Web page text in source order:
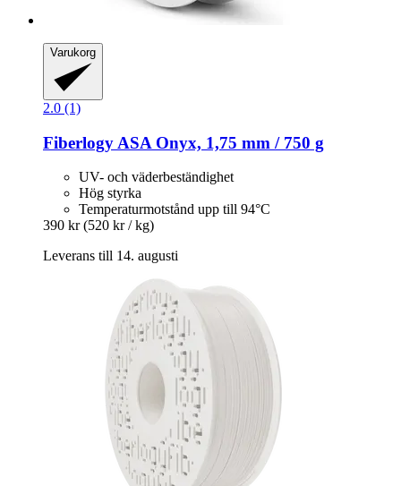
Varukorg
2.0 (1)
Fiberlogy ASA Onyx, 1,75 mm / 750 g
UV- och väderbeständighet
Hög styrka
Temperaturmotstånd upp till 94°C
390 kr (520 kr / kg)
Leverans till 14. augusti